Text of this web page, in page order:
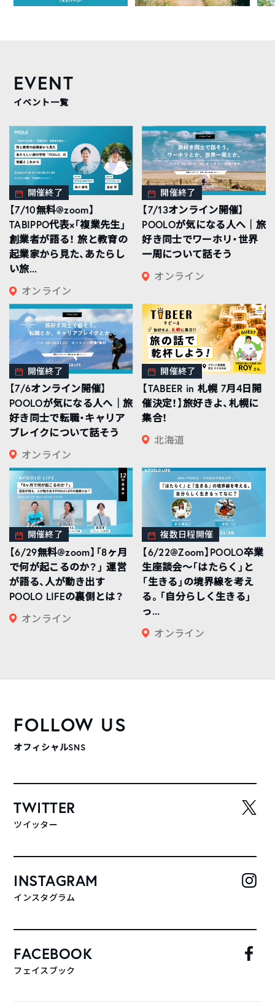
EVENT
イベント一覧
開催終了
【7/10無料@zoom】
TABIPPO代表×「複業先生」
創業者が語る！ 旅と教育の
起業家から見た、あたらし
い旅...
オンライン
開催終了
【7/13オンライン開催】
POOLOが気になる人へ｜旅
好き同士でワーホリ・世界
一周について話そう
オンライン
開催終了
【7/6オンライン開催】
POOLOが気になる人へ｜旅
好き同士で転職・キャリア
ブレイクについて話そう
オンライン
開催終了
【TABEER in 札幌 7月4日開
催決定！】旅好きよ、札幌に
集合！
北海道
開催終了
【6/29無料@zoom】「8ヶ月
で何が起こるのか？」 運営
が語る、人が動き出す
POOLO LIFEの裏側とは？
オンライン
複数日程開催
【6/22@Zoom】POOLO卒業
生座談会〜「はたらく」と
「生きる」の境界線を考え
る。「自分らしく生きる」
っ...
オンライン
FOLLOW US
オフィシャルSNS
TWITTER
ツイッター
INSTAGRAM
インスタグラム
FACEBOOK
フェイスブック